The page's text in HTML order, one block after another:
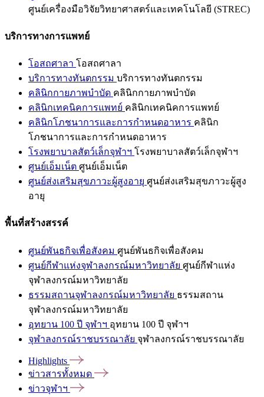
ศูนย์เครื่องมือวิจัยวิทยาศาสตร์และเทคโนโลยี (STREC)
บริการทางการแพทย์
โอสถศาลา โอสถศาลา
บริการทางทันตกรรม บริการทางทันตกรรม
คลินิกกายภาพบำบัด คลินิกกายภาพบำบัด
คลินิกเทคนิคการแพทย์ คลินิกเทคนิคการแพทย์
คลินิกโภชนาการและการกำหนดอาหาร คลินิก
โภชนาการและการกำหนดอาหาร
โรงพยาบาลสัตว์เล็กจุฬาฯ โรงพยาบาลสัตว์เล็กจุฬาฯ
ศูนย์เอ็มเน็ต ศูนย์เอ็มเน็ต
ศูนย์ส่งเสริมสุขภาวะผู้สูงอายุ ศูนย์ส่งเสริมสุขภาวะผู้สูง
อายุ
พื้นที่สร้างสรรค์
ศูนย์พันธกิจเพื่อสังคม ศูนย์พันธกิจเพื่อสังคม
ศูนย์กีฬาแห่งจุฬาลงกรณ์มหาวิทยาลัย ศูนย์กีฬาแห่ง
จุฬาลงกรณ์มหาวิทยาลัย
ธรรมสถานจุฬาลงกรณ์มหาวิทยาลัย ธรรมสถาน
จุฬาลงกรณ์มหาวิทยาลัย
อุทยาน 100 ปี จุฬาฯ อุทยาน 100 ปี จุฬาฯ
จุฬาลงกรณ์ราชบรรณาลัย จุฬาลงกรณ์ราชบรรณาลัย
Highlights
ข่าวสารทั้งหมด
ข่าวจุฬาฯ